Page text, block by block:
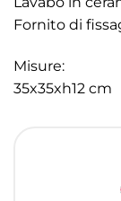
Fornito di
Misure:
35x35xh12 cm